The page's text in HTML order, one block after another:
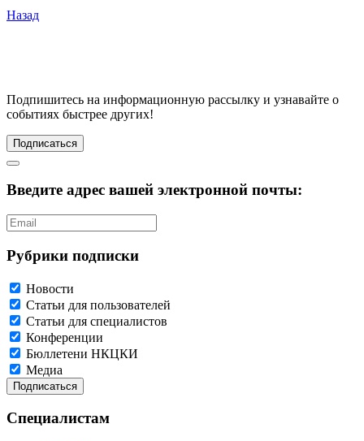
Назад
Подпишитесь на информационную рассылку и узнавайте о
событиях быстрее других!
Подписаться
Введите адрес вашей электронной почты:
Рубрики подписки
Новости
Статьи для пользователей
Статьи для специалистов
Конференции
Бюллетени НКЦКИ
Медиа
Специалистам